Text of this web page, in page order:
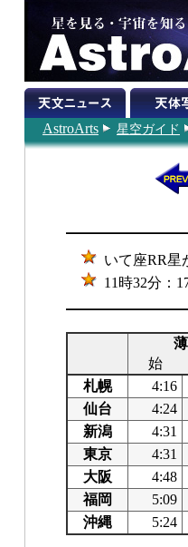
AstroArts 星空ガイド
いて座RR星
11時32分：
始
札幌
4:16
仙台
4:24
新潟
4:31
東京
4:31
大阪
4:48
福岡
5:09
沖縄
5:24